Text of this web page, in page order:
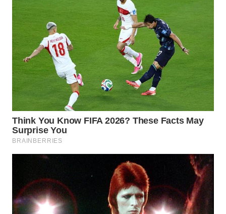
WN
SULSEL
WN
GORONTALO
WN
SULUT
WN
MALUKU
WN
MALUT